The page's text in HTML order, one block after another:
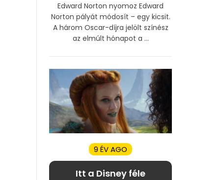
Edward Norton nyomoz Edward
Norton pályát módosít – egy kicsit.
A három Oscar-díjra jelölt színész
az elmúlt hónapot a ...
9 ÉV AGO
Itt a Disney féle